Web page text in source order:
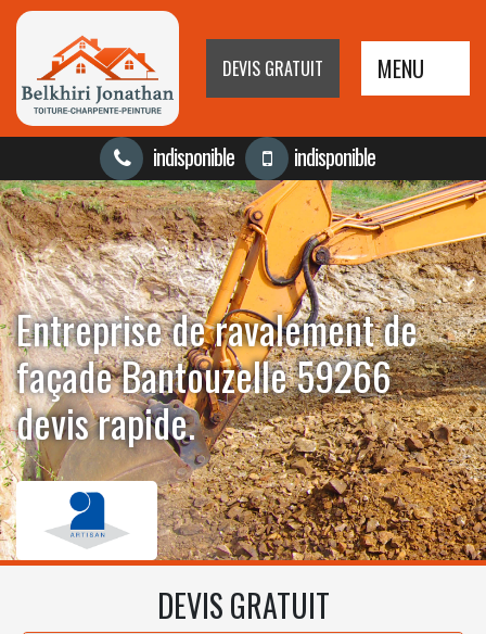
DEVIS GRATUIT MENU
indisponible indisponible
Entreprise de ravalement de
façade Bantouzelle 59266
devis rapide.
DEVIS GRATUIT